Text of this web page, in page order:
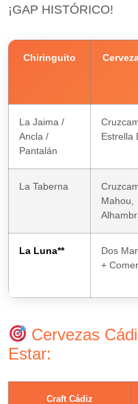
¡GAP HISTÓRICO!
Chiringuito
La Jaima /
Ancla /
Pantalán
Estrella
La Taberna
Mahou,
La Luna**
Dos
+
Cervezas
Estar:
Craft Cádiz